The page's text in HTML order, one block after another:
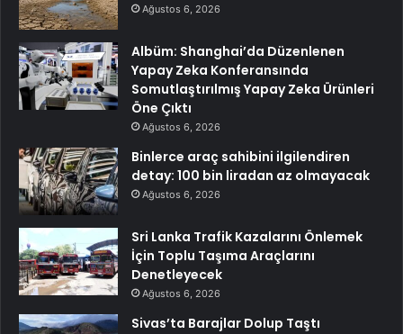
Ağustos 6, 2026
Albüm: Shanghai’da Düzenlenen
Yapay Zeka Konferansında
Somutlaştırılmış Yapay Zeka Ürünleri
Öne Çıktı
Ağustos 6, 2026
Binlerce araç sahibini ilgilendiren
detay: 100 bin liradan az olmayacak
Ağustos 6, 2026
Sri Lanka Trafik Kazalarını Önlemek
İçin Toplu Taşıma Araçlarını
Denetleyecek
Ağustos 6, 2026
Sivas’ta Barajlar Dolup Taştı